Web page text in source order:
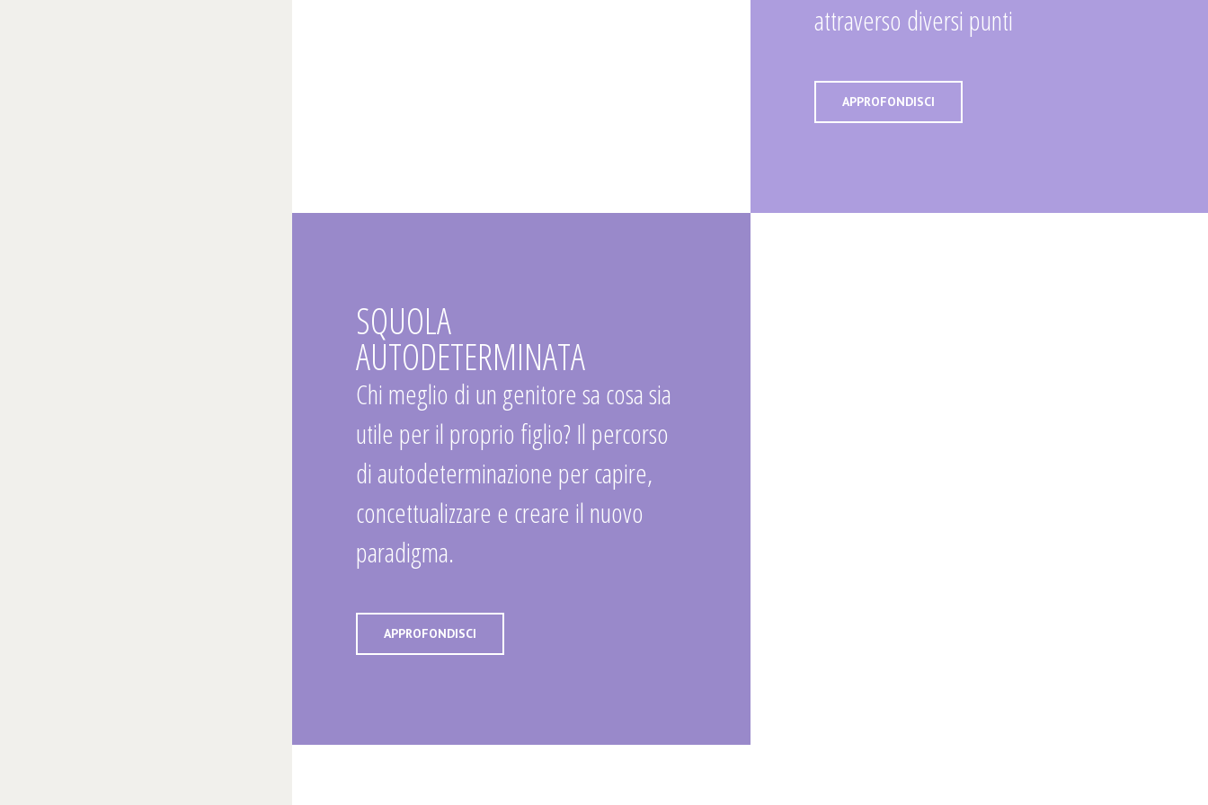
attraverso diversi punti
APPROFONDISCI
SQUOLA
AUTODETERMINATA
Chi meglio di un genitore sa cosa sia
utile per il proprio figlio? Il percorso
di autodeterminazione per capire,
concettualizzare e creare il nuovo
paradigma.
APPROFONDISCI